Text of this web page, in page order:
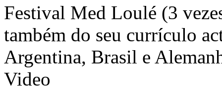
Festival Med Loulé (3
também do seu currículo
Argentina, Brasil e
Video